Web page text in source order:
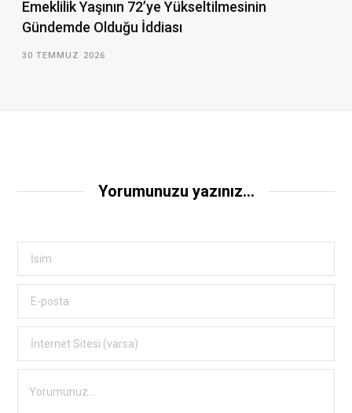
Emeklilik Yaşının 72’ye Yükseltilmesinin
Gündemde Olduğu İddiası
30 TEMMUZ 2026
Yorumunuzu yazınız...